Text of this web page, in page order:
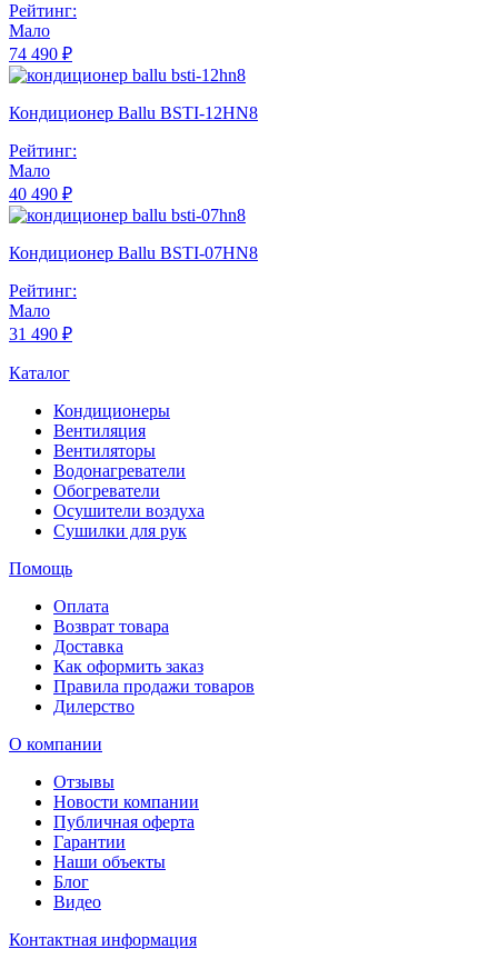
Рейтинг:
Мало
74 490 ₽
Кондиционер Ballu BSTI-12HN8
Рейтинг:
Мало
40 490 ₽
Кондиционер Ballu BSTI-07HN8
Рейтинг:
Мало
31 490 ₽
Каталог
Кондиционеры
Вентиляция
Вентиляторы
Водонагреватели
Обогреватели
Осушители воздуха
Сушилки для рук
Помощь
Оплата
Возврат товара
Доставка
Как оформить заказ
Правила продажи товаров
Дилерство
О компании
Отзывы
Новости компании
Публичная оферта
Гарантии
Наши объекты
Блог
Видео
Контактная информация